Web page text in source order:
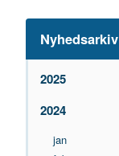
Nyhedsarkiv
2025
2024
jan